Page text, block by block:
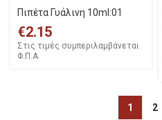
Πιπέτα Γυάλινη 10ml:01
€2.15
Στις τιμές συμπεριλαμβάνεται
Φ.Π.Α
1 2